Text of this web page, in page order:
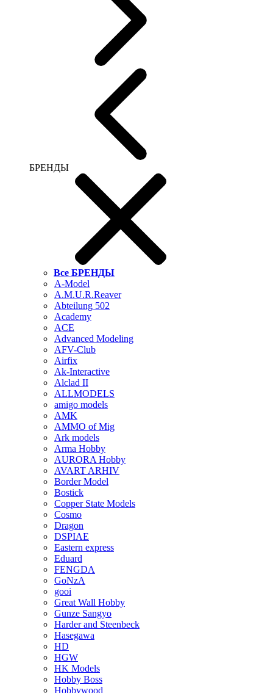
БРЕНДЫ
Все БРЕНДЫ
A-Model
A.M.U.R.Reaver
Abteilung 502
Academy
ACE
Advanced Modeling
AFV-Club
Airfix
Ak-Interactive
Alclad II
ALLMODELS
amigo models
AMK
AMMO of Mig
Ark models
Arma Hobby
AURORA Hobby
AVART ARHIV
Border Model
Bostick
Copper State Models
Cosmo
Dragon
DSPIAE
Eastern express
Eduard
FENGDA
GoNzA
gooi
Great Wall Hobby
Gunze Sangyo
Harder and Steenbeck
Hasegawa
HD
HGW
HK Models
Hobby Boss
Hobbywood